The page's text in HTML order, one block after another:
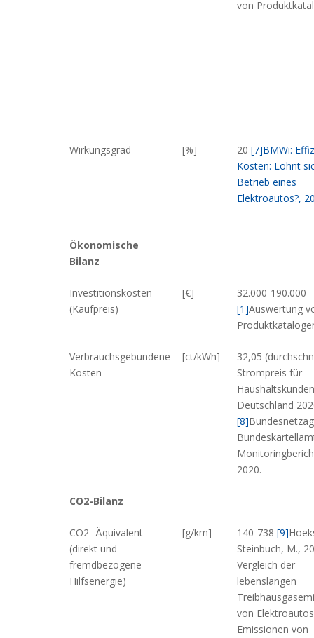
von
Wirkungsgrad [%] 20 [7]BMWi:
Kosten: Lohnt
Betrieb eines
Elektroautos?,
Ökonomische
Bilanz
Investitionskosten
(Kaufpreis)
[€]
32.000-190.000
[1]Auswertung
Verbrauchsgebundene
Kosten
[ct/kWh]
32,05
Strompreis für
Deutschland
[8]
2020.
CO2-Bilanz
CO2- Äquivalent
(direkt und
fremdbezogene
Hilfsenergie)
[g/km] 140-738 [9]
Steinbuch, M.,
Vergleich der
lebenslangen
von
Emissionen von